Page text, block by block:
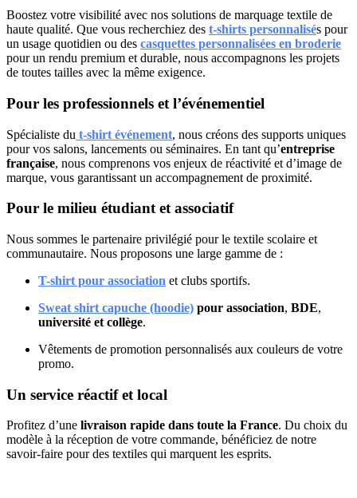
Boostez votre visibilité avec nos solutions de marquage textile de
haute qualité. Que vous recherchiez des t-shirts personnalisés pour
un usage quotidien ou des casquettes personnalisées en broderie
pour un rendu premium et durable, nous accompagnons les projets
de toutes tailles avec la même exigence.
Pour les professionnels et l’événementiel
Spécialiste du t-shirt événement, nous créons des supports uniques
pour vos salons, lancements ou séminaires. En tant qu’entreprise
française, nous comprenons vos enjeux de réactivité et d’image de
marque, vous garantissant un accompagnement de proximité.
Pour le milieu étudiant et associatif
Nous sommes le partenaire privilégié pour le textile scolaire et
communautaire. Nous proposons une large gamme de :
T-shirt pour association et clubs sportifs.
Sweat shirt capuche (hoodie) pour association, BDE,
université et collège.
Vêtements de promotion personnalisés aux couleurs de votre
promo.
Un service réactif et local
Profitez d’une livraison rapide dans toute la France. Du choix du
modèle à la réception de votre commande, bénéficiez de notre
savoir-faire pour des textiles qui marquent les esprits.